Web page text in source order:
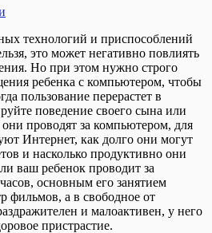
технологий и приспособлений
это может негативно повлиять
Но при этом нужно строго
ребенка с компьютером, чтобы
пользование перерастет в
поведение своего сына или
проводят за компьютером, для
Интернет, как долго они могут
и насколько продуктивно они
ваш ребенок проводит за
основным его занятием
фильмов, а в свободное от
и малоактивен, у него
пристрастие.